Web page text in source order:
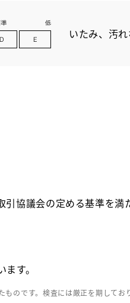
いたみ、汚
協議会の定める基準を
す。
のです。検査には厳正を期して